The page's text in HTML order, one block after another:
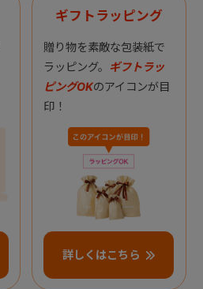
ギフトラッピング
贈り物を素敵な包装紙で
ラッピング。 ギフトラッ
ピングOKのアイコンが目
印！
詳しくはこちら